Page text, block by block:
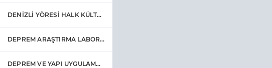
DENİZLİ YÖRESİ HALK KÜLTÜRÜ UYGULAMA VE ARAŞTIRMA MERKEZİ
DEPREM ARAŞTIRMA LABORATUARI
DEPREM VE YAPI UYGULAMA VE ARAŞTIRMA MERKEZİ